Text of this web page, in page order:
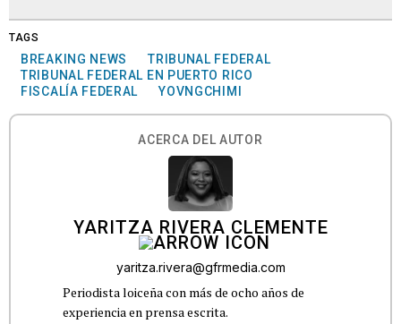
TAGS
BREAKING NEWS
TRIBUNAL FEDERAL
TRIBUNAL FEDERAL EN PUERTO RICO
FISCALÍA FEDERAL
YOVNGCHIMI
ACERCA DEL AUTOR
YARITZA RIVERA CLEMENTE
yaritza.rivera@gfrmedia.com
Periodista loiceña con más de ocho años de
experiencia en prensa escrita.